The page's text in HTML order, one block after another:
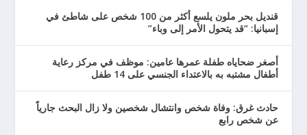
قنديل بحر ملون يلسع أكثر من 100 شخص على شاطئ في
إسبانيا: “قد يتحول الأمر إلى وباء”
أصغر ضحاياه طفلة عمرها عامين: موظف في مركز رعاية
أطفال مشتبه به بالاعتداء الجنسي على 14 طفل
حادث غرق: وفاة شخص وانتشال شخصين ولا زال البحث جارياً
عن شخص رابع